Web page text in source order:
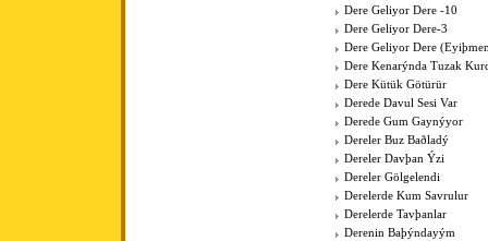
Dere Geliyor Dere -10
Dere Geliyor Dere-3
Dere Geliyor Dere
Dere Kenarýnda Tuzak
Dere Kütük Götürür
Derede Davul Sesi Var
Derede Gum Gaynýyor
Dereler Buz Baðladý
Dereler Davþan Ýzi
Dereler Gölgelendi
Derelerde Kum Savrulur
Derelerde Tavþanlar
Derenin Baþýndayým